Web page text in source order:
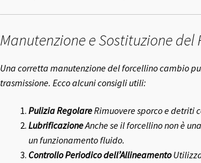
Manutenzione e Sostituzione del
Una corretta manutenzione del forcellino cambio
trasmissione. Ecco alcuni consigli utili:
Pulizia RegolareRimuovere sporco e detriti
LubrificazioneAnche se il forcellino non è
un funzionamento fluido.
Controllo Periodico dell’Allineamento